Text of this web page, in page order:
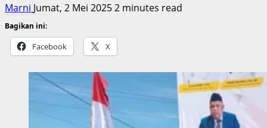
Marni Jumat, 2 Mei 20252 minutes read
Bagikan ini:
Facebook X